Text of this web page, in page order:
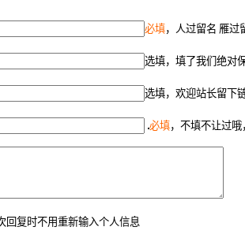
必填，人过留名 雁过
选填，填了我们绝对
选填，欢迎站长留下
必填，不填不让过
回复时不用重新输入个人信息